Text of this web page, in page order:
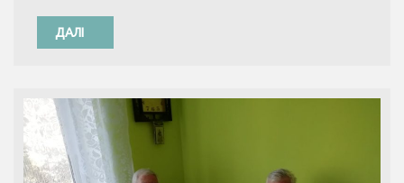
ДАЛІ